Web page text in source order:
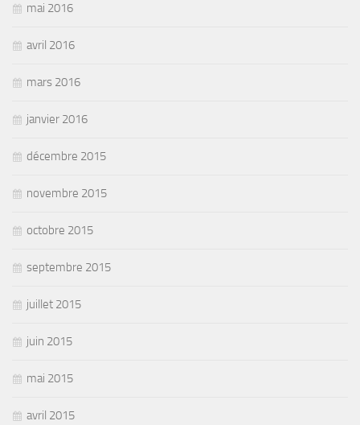
mai 2016
avril 2016
mars 2016
janvier 2016
décembre 2015
novembre 2015
octobre 2015
septembre 2015
juillet 2015
juin 2015
mai 2015
avril 2015